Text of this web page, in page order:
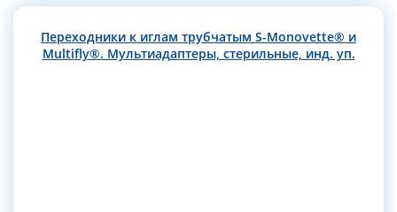
Переходники к иглам трубчатым S-Monovette® и
Multifly®. Мультиадаптеры, стерильные, инд. уп.